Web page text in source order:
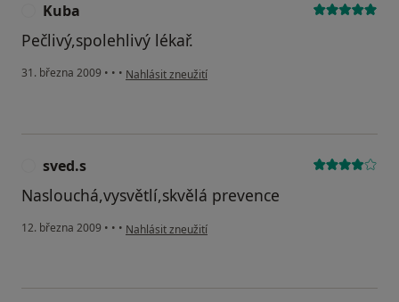
Kuba
Pečlivý,spolehlivý lékař.
31. března 2009 • • • podle názoru uživatele Kuba
Nahlásit zneužití
sved.s
Naslouchá,vysvětlí,skvělá prevence
12. března 2009 • • • podle názoru uživatele sved.s
Nahlásit zneužití